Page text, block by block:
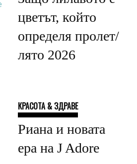
цветът, който
определя пролет/
лято 2026
КРАСОТА & ЗДРАВЕ
Риана и новата
ера на J Adore